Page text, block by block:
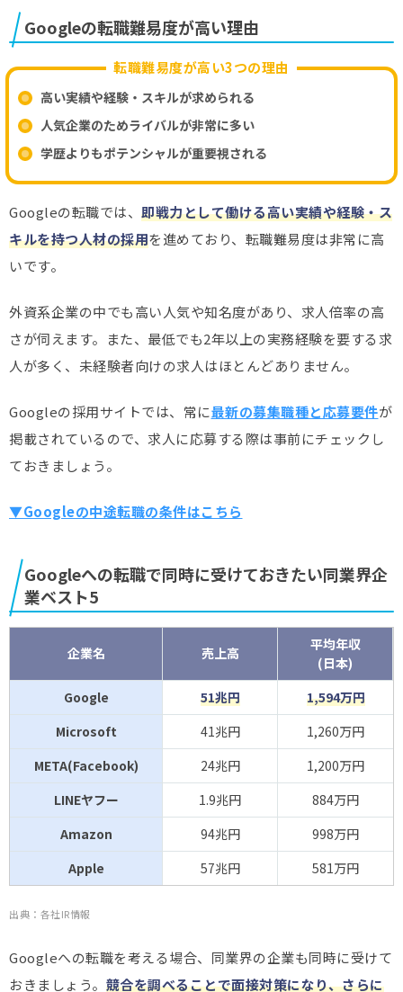
Googleの転職難易度が高い理由
転職難易度が高い3つの理由
高い実績や経験・スキルが求められる
人気企業のためライバルが非常に多い
学歴よりもポテンシャルが重要視される
Googleの転職では、 即戦力として働ける高い実績や経験・ス
キルを持つ人材の採用を進めており、転職難易度は非常に高
いです。
外資系企業の中でも高い人気や知名度があり、求人倍率の高
さが伺えます。また、最低でも2年以上の実務経験を要する求
人が多く、未経験者向けの求人はほとんどありません。
Googleの採用サイトでは、常に最新の募集職種と応募要件が
掲載されているので、求人に応募する際は事前にチェックし
ておきましょう。
▼Googleの中途転職の条件はこちら
Googleへの転職で同時に受けておきたい同業界企
業ベスト5
企業名 売上高
平均年収
(日本)
Google
51兆円
1,594万円
Microsoft
41兆円
1,260万円
META(Facebook)
24兆円
1,200万円
LINEヤフー
1.9兆円
884万円
Amazon
94兆円
998万円
Apple
57兆円 581万円
出典：各社IR情報
Googleへの転職を考える場合、同業界の企業も同時に受けて
おきましょう。 競合を調べることで面接対策になり、さらに